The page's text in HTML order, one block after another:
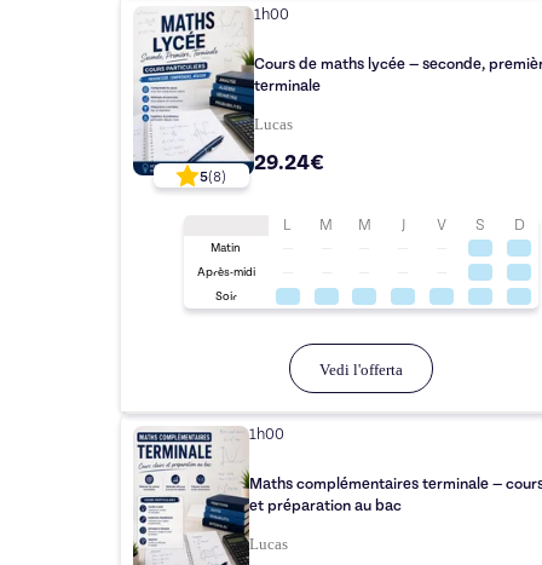
5(8)
1h00
Cours de maths lycée — seconde,
terminale
Lucas
29.24€
L M M J V S D
Matin
Après-midi
Soir
Vedi l'offerta
1h00
Maths complémentaires terminale —
et préparation au bac
Lucas